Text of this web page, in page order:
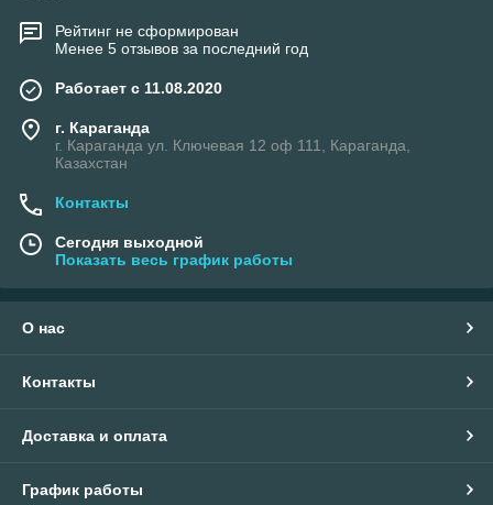
Рейтинг не сформирован
Менее 5 отзывов за последний год
Работает с 11.08.2020
г. Караганда
г. Караганда ул. Ключевая 12 оф 111, Караганда,
Казахстан
Контакты
Сегодня выходной
Показать весь график работы
О нас
Контакты
Доставка и оплата
График работы